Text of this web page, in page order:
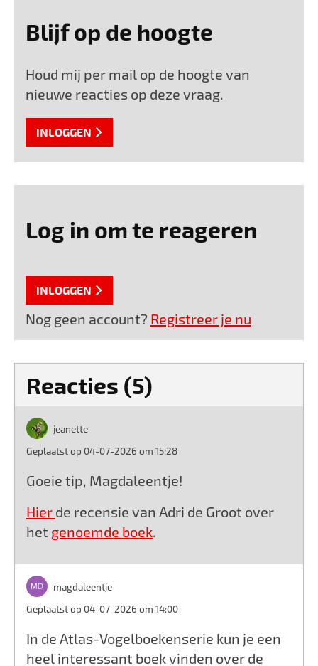
Blijf op de hoogte
Houd mij per mail op de hoogte van
nieuwe reacties op deze vraag.
INLOGGEN
Log in om te reageren
INLOGGEN
Nog geen account? Registreer je nu
Reacties (5)
jeanette
Geplaatst op 04-07-2026 om 15:28
Goeie tip, Magdaleentje!
Hier de recensie van Adri de Groot over
het genoemde boek.
magdaleentje
Geplaatst op 04-07-2026 om 14:00
In de Atlas-Vogelboekenserie kun je een
heel interessant boek vinden over de